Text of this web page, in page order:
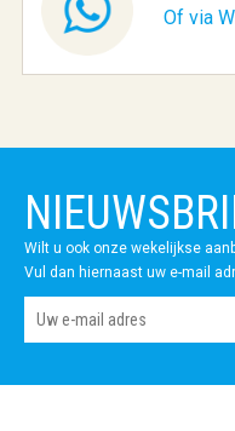
Of via
Wilt u ook onze wekelijkse
Vul dan hiernaast uw e-mail